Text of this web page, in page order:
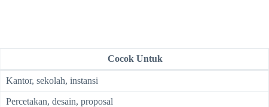
Cocok Untuk
Kantor, sekolah, instansi
Percetakan, desain, proposal